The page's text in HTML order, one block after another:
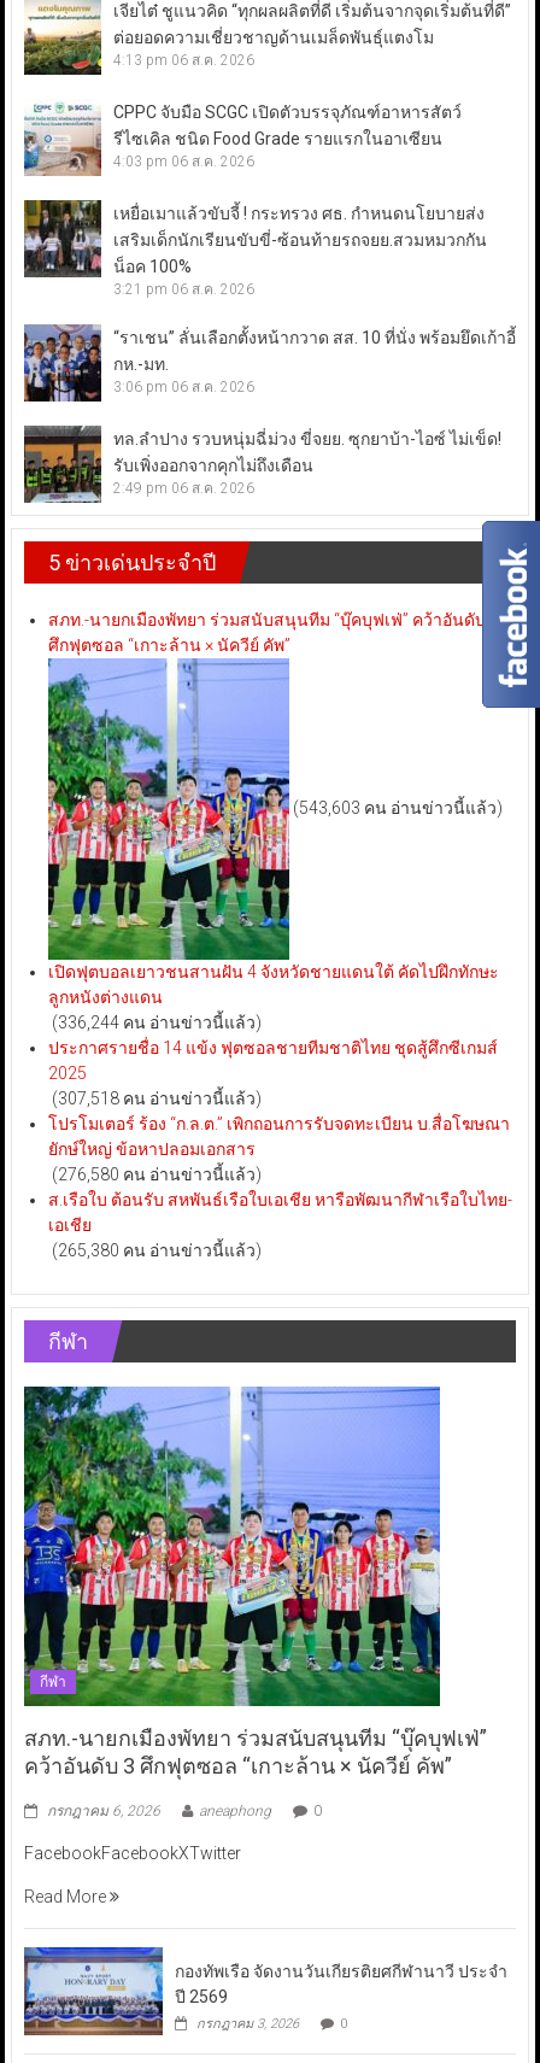
เจียไต๋ ชูแนวคิด “ทุกผลผลิตที่ดี เริ่มต้นจากจุดเริ่มต้นที่ดี”
ต่อยอดความเชี่ยวชาญด้านเมล็ดพันธุ์แตงโม
4:13 pm 06 ส.ค. 2026
CPPC จับมือ SCGC เปิดตัวบรรจุภัณฑ์อาหารสัตว์
รีไซเคิล ชนิด Food Grade รายแรกในอาเซียน
4:03 pm 06 ส.ค. 2026
เหยื่อเมาแล้วขับจี้ ! กระทรวง ศธ. กำหนดนโยบายส่ง
เสริมเด็กนักเรียนขับขี่-ซ้อนท้ายรถจยย.สวมหมวกกัน
น็อค 100%
3:21 pm 06 ส.ค. 2026
“ราเชน” ลั่นเลือกตั้งหน้ากวาด สส. 10 ที่นั่ง พร้อมยึดเก้าอี้
กห.-มท.
3:06 pm 06 ส.ค. 2026
ทล.ลำปาง รวบหนุ่มฉี่ม่วง ขี่จยย. ซุกยาบ้า-ไอซ์ ไม่เข็ด!
รับเพิ่งออกจากคุกไม่ถึงเดือน
2:49 pm 06 ส.ค. 2026
5 ข่าวเด่นประจำปี
สภท.-นายกเมืองพัทยา ร่วมสนับสนุนทีม “บุ๊คบุฟเฟ่” คว้าอันดับ 3
ศึกฟุตซอล “เกาะล้าน × นัควีย์ คัพ”
(543,603 คน อ่านข่าวนี้แล้ว)
เปิดฟุตบอลเยาวชนสานฝัน 4 จังหวัดชายแดนใต้ คัดไปฝึกทักษะ
ลูกหนังต่างแดน
(336,244 คน อ่านข่าวนี้แล้ว)
ประกาศรายชื่อ 14 แข้ง ฟุตซอลชายทีมชาติไทย ชุดสู้ศึกซีเกมส์
2025
(307,518 คน อ่านข่าวนี้แล้ว)
โปรโมเตอร์ ร้อง “ก.ล.ต.” เพิกถอนการรับจดทะเบียน บ.สื่อโฆษณา
ยักษ์ใหญ่ ข้อหาปลอมเอกสาร
(276,580 คน อ่านข่าวนี้แล้ว)
ส.เรือใบ ต้อนรับ สหพันธ์เรือใบเอเชีย หารือพัฒนากีฬาเรือใบไทย-
เอเชีย
(265,380 คน อ่านข่าวนี้แล้ว)
กีฬา
กีฬา
สภท.-นายกเมืองพัทยา ร่วมสนับสนุนทีม “บุ๊คบุฟเฟ่”
คว้าอันดับ 3 ศึกฟุตซอล “เกาะล้าน × นัควีย์ คัพ”
กรกฎาคม 6, 2026 aneaphong 0
FacebookFacebookXTwitter
Read More
กองทัพเรือ จัดงานวันเกียรติยศกีฬานาวี ประจำ
ปี 2569
กรกฎาคม 3, 2026 0